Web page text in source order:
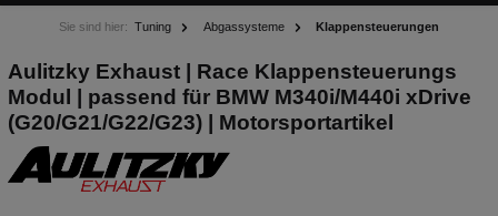
Sie sind hier: Tuning Abgassysteme Klappensteuerungen
Aulitzky Exhaust | Race Klappensteuerungs
Modul | passend für BMW M340i/M440i xDrive
(G20/G21/G22/G23) | Motorsportartikel